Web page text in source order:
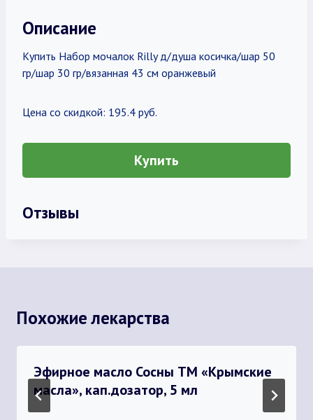
Описание
Купить Набор мочалок Rilly д/душа косичка/шар 50
гр/шар 30 гр/вязанная 43 см оранжевый
Цена со скидкой: 195.4 руб.
Купить
Отзывы
Похожие лекарства
Эфирное масло Сосны ТМ «Крымские
масла», кап.дозатор, 5 мл